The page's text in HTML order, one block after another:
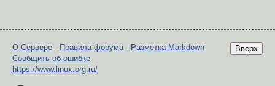
Вверх
О Сервере - Правила форума- Разметка Markdown
Сообщить об ошибке
https://www.linux.org.ru/